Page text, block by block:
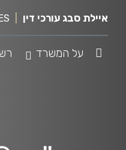
לתוכןאיילת סבג עורכי דין
על המשרד